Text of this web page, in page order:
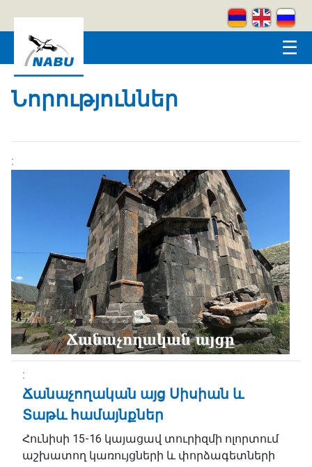
☰
Նորություններ
Ճանաչողական այց Սիսիան և
Տաթև համայնքներ
Հունիսի 15-16 կայացավ տուրիզմի ոլորտում
աշխատող կառույցների և փորձագետների